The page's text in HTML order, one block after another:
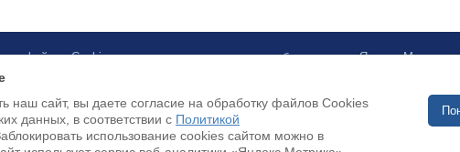
файлов Cookies и использование сервисов веб-аналитики
Payment by credit cards available Site
наш сайт, вы даете согласие на обработку файлов Cookies
данных, в соответствии с Политикой
использование cookies сайтом можно в